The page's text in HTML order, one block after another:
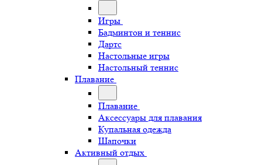
Игры
Бадминтон и теннис
Дартс
Настольные игры
Настольный теннис
Плавание
Плавание
Аксессуары для плавания
Купальная одежда
Шапочки
Активный отдых